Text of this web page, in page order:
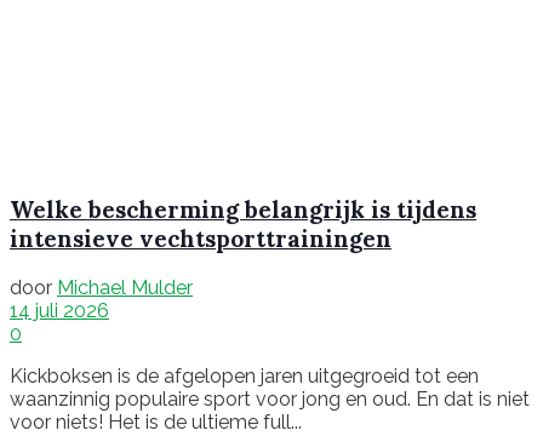
Welke bescherming belangrijk is tijdens
intensieve vechtsporttrainingen
door Michael Mulder
14 juli 2026
0
Kickboksen is de afgelopen jaren uitgegroeid tot een
waanzinnig populaire sport voor jong en oud. En dat is niet
voor niets! Het is de ultieme full...